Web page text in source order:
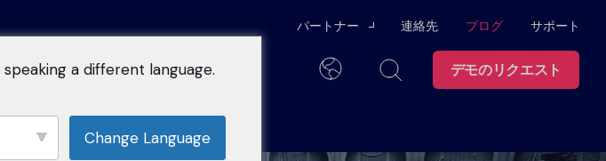
SOC外
サービス
トレーニング
リソース
リソースセンター
について
について
トラストセン
パートナー
チャネルパートナー
連絡先 ブログ サポート
デモのリクエスト
a different language.
Change Language